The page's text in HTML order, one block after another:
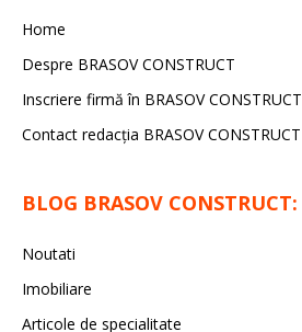
Home
Despre BRASOV CONSTRUCT
Inscriere firmă în BRASOV CONSTRUCT
Contact redacţia BRASOV CONSTRUCT
BLOG BRASOV CONSTRUCT:
Noutati
Imobiliare
Articole de specialitate